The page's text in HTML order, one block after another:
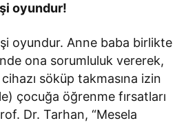
oyundur!
oyundur. Anne baba birlikte
ona sorumluluk vererek,
söküp takmasına izin
çocuğa öğrenme fırsatları
Dr. Tarhan, “Mesela